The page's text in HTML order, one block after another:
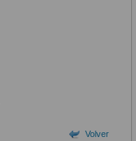
Volver